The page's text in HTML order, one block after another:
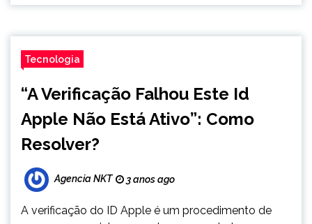
Tecnologia
“A Verificação Falhou Este Id
Apple Não Está Ativo”: Como
Resolver?
Agencia NKT 3 anos ago
A verificação do ID Apple é um procedimento de